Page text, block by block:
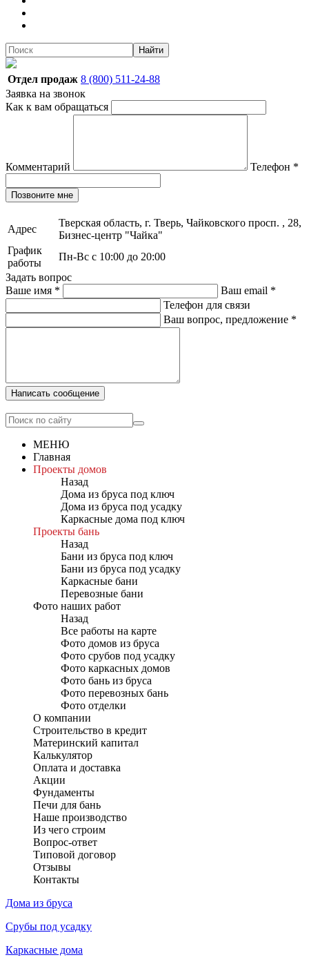
Найти
Отдел продаж 8 (800) 511-24-88
Заявка на звонок
Как к вам обращаться
Комментарий Телефон *
Позвоните мне
Адрес
Тверская область, г. Тверь, Чайковского просп. , 28,
Бизнес-центр "Чайка"
График
работы
Пн-Вс с 10:00 до 20:00
Задать вопрос
Ваше имя * Ваш email *
Телефон для связи
Ваш вопрос, предложение *
Написать сообщение
МЕНЮ
Главная
Проекты домов
Назад
Дома из бруса под ключ
Дома из бруса под усадку
Каркасные дома под ключ
Проекты бань
Назад
Бани из бруса под ключ
Бани из бруса под усадку
Каркасные бани
Перевозные бани
Фото наших работ
Назад
Все работы на карте
Фото домов из бруса
Фото срубов под усадку
Фото каркасных домов
Фото бань из бруса
Фото перевозных бань
Фото отделки
О компании
Строительство в кредит
Материнский капитал
Калькулятор
Оплата и доставка
Акции
Фундаменты
Печи для бань
Наше производство
Из чего строим
Вопрос-ответ
Типовой договор
Отзывы
Контакты
Дома из бруса
Срубы под усадку
Каркасные дома